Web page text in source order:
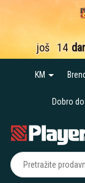
još 14
KM
Dobro